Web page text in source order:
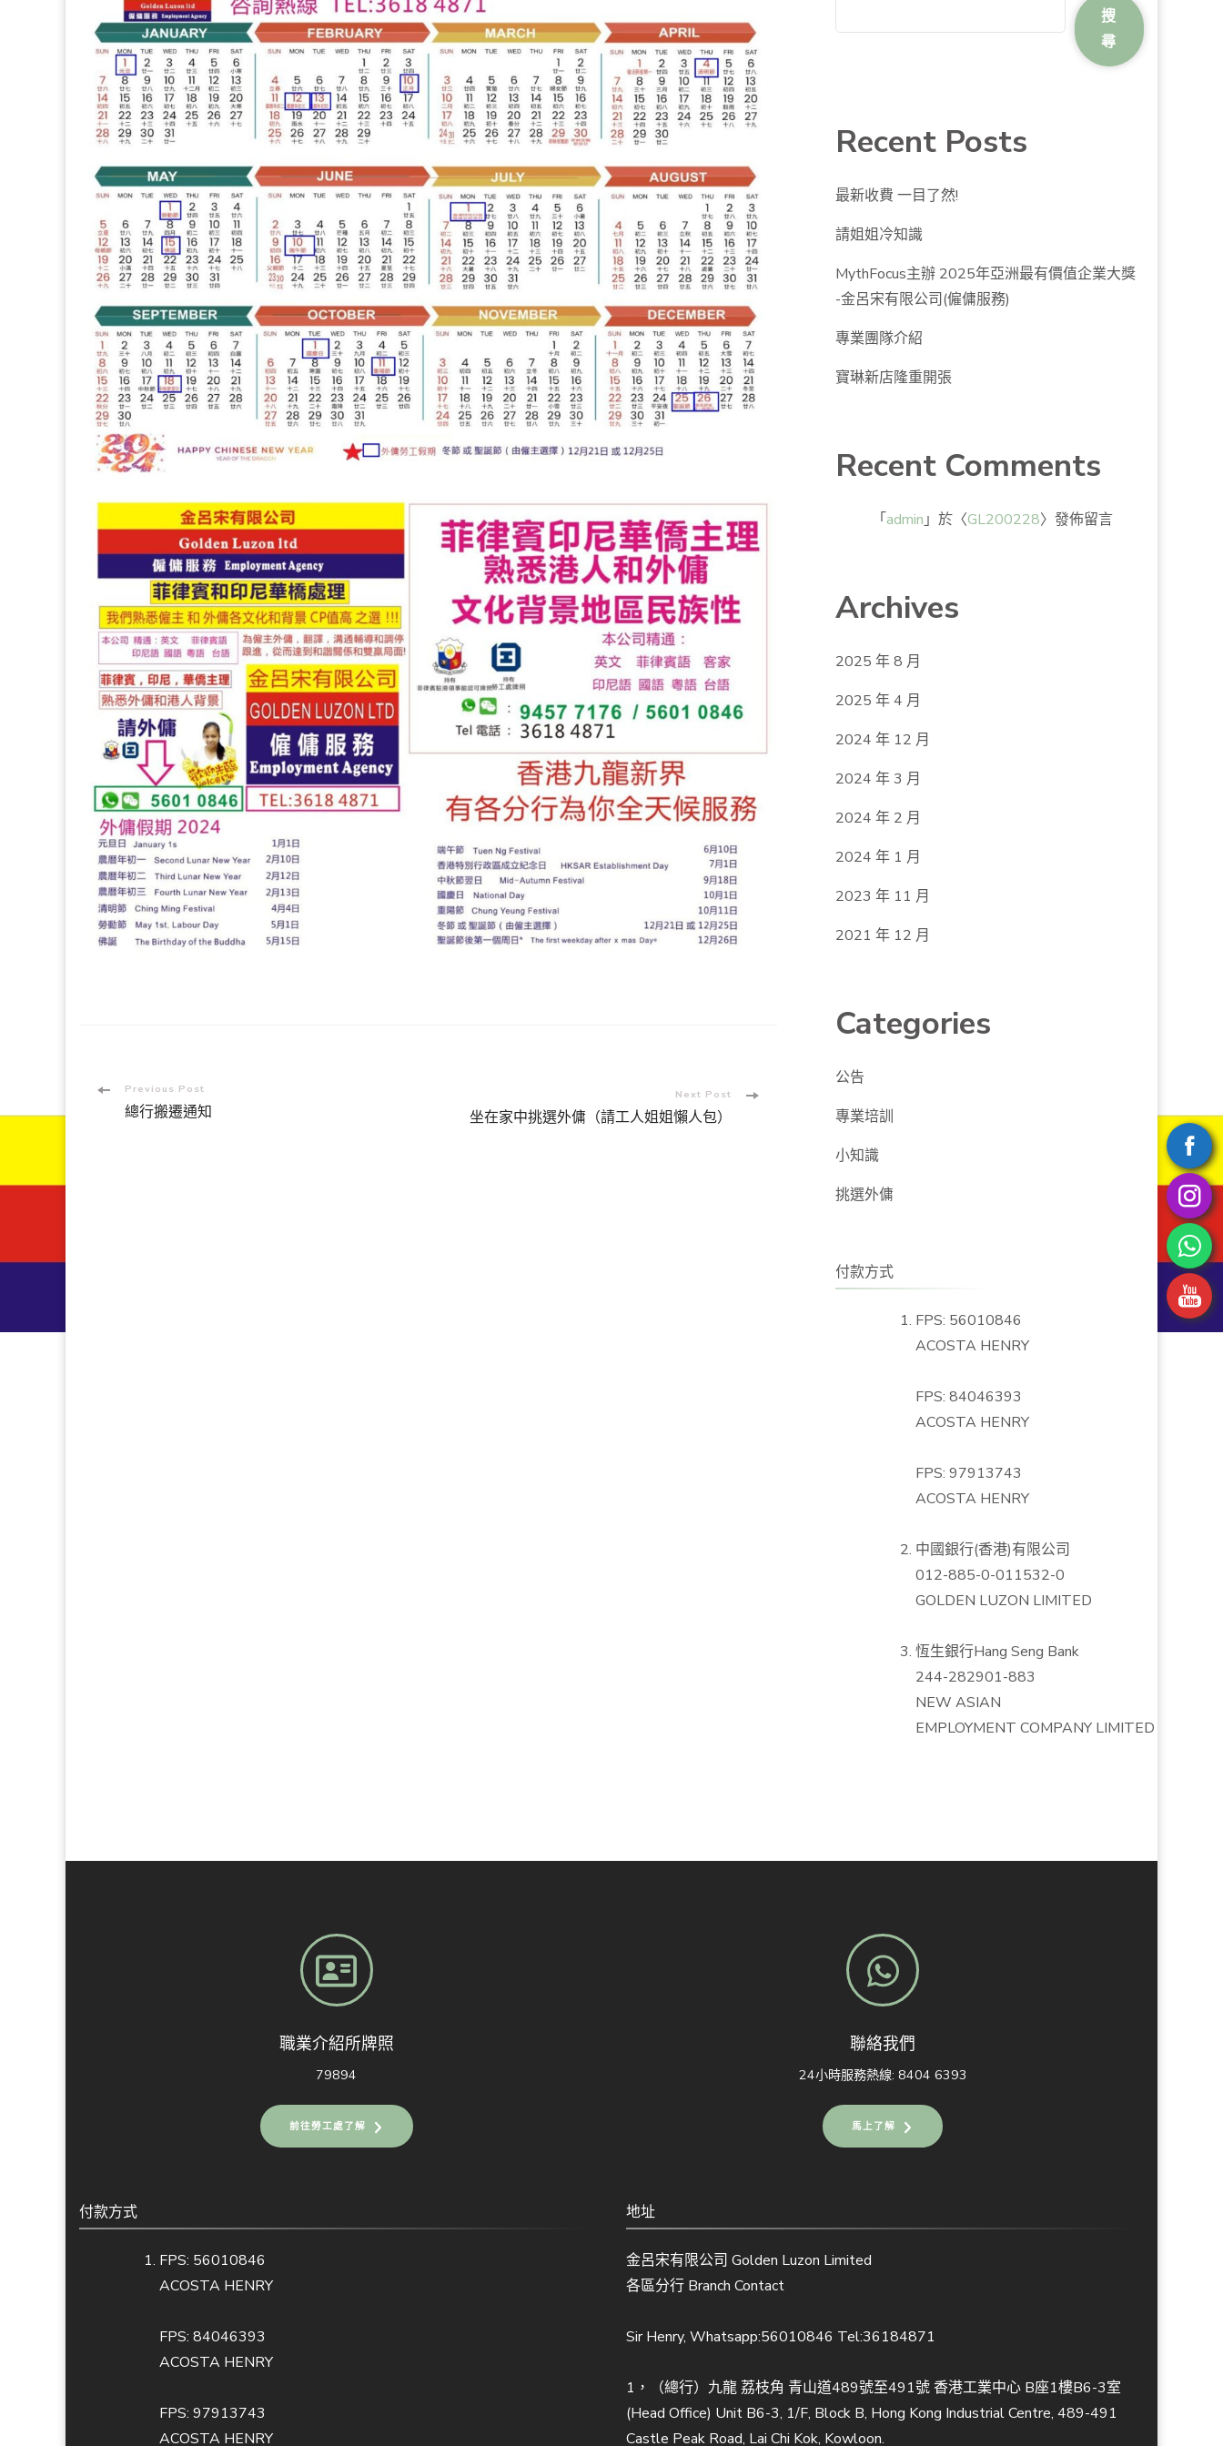
PostPrevious Post
總行搬遷通知
Next Post
坐在家中挑選外傭（請工人姐姐懶人包）
搜
尋
Recent Posts
最新收費 一目了然!
請姐姐冷知識
MythFocus主辦 2025年亞洲最有價值企業大獎
-金呂宋有限公司(僱傭服務)
專業團隊介紹
寶琳新店隆重開張
Recent Comments
「 admin 」於〈GL200228〉發佈留言
Archives
2025 年 8 月
2025 年 4 月
2024 年 12 月
2024 年 3 月
2024 年 2 月
2024 年 1 月
2023 年 11 月
2021 年 12 月
Categories
公告
專業培訓
小知識
挑選外傭
付款方式
FPS: 56010846
ACOSTA HENRY
FPS: 84046393
ACOSTA HENRY
FPS: 97913743
ACOSTA HENRY
中國銀行(香港)有限公司
012-885-0-011532-0
GOLDEN LUZON LIMITED
恆生銀行Hang Seng Bank
244-282901-883
NEW ASIAN
EMPLOYMENT COMPANY LIMITED
職業介紹所牌照
79894
前往勞工處了解
付款方式
FPS: 56010846
ACOSTA HENRY
FPS: 84046393
ACOSTA HENRY
FPS: 97913743
ACOSTA HENRY
聯絡我們
24小時服務熱線: 8404 6393
馬上了解
地址
金呂宋有限公司 Golden Luzon Limited
各區分行 Branch Contact
Sir Henry, Whatsapp:56010846 Tel:36184871
1，（總行）九龍 荔枝角 青山道489號至491號 香港工業中心 B座1樓B6-3室
(Head Office) Unit B6-3, 1/F, Block B, Hong Kong Industrial Centre, 489-491
Castle Peak Road, Lai Chi Kok, Kowloon.